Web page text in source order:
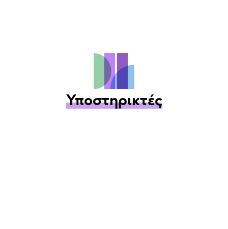
Υποστηρικτές